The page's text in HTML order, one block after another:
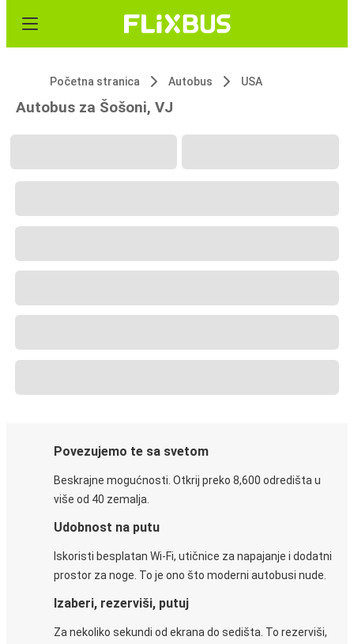
Početna stranica Autobus USA
Autobus za Šošoni, VJ
Povezujemo te sa svetom
Beskrajne mogućnosti. Otkrij preko 8,600 odredišta u
više od 40 zemalja.
Udobnost na putu
Iskoristi besplatan Wi-Fi, utičnice za napajanje i dodatni
prostor za noge. To je ono što moderni autobusi nude.
Izaberi, rezerviši, putuj
Za nekoliko sekundi od ekrana do sedišta. To rezerviši,